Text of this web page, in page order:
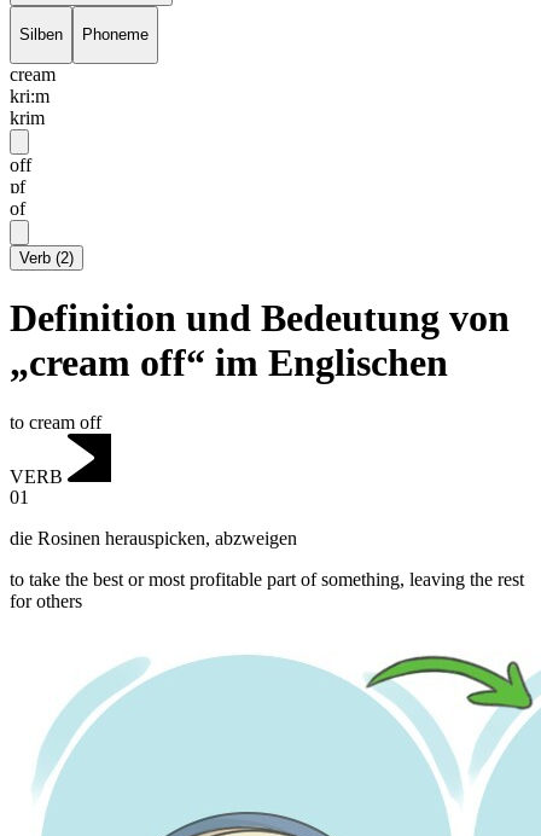
Silben Phoneme
cream
kri:m
krim
off
ɒf
of
Verb (2)
Definition und Bedeutung von
„cream off“ im Englischen
to cream off
VERB
01
die Rosinen herauspicken, abzweigen
to take the best or most profitable part of something, leaving the rest
for others